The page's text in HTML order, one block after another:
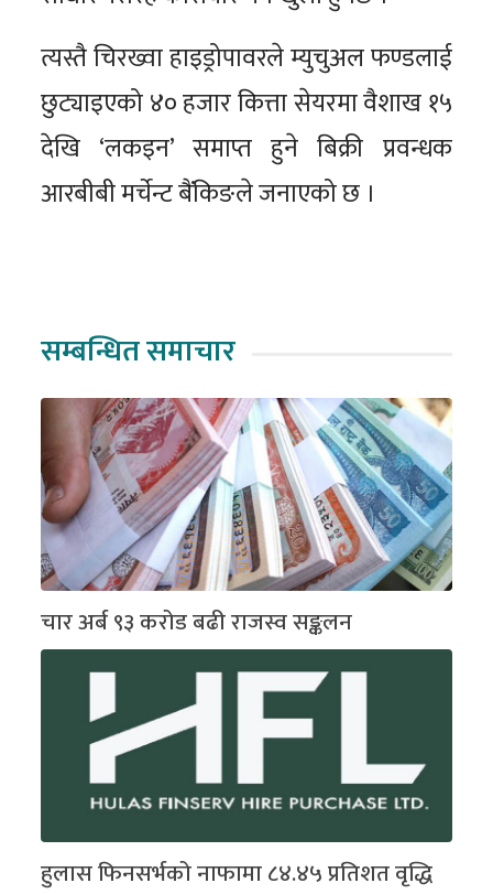
त्यस्तै चिरख्वा हाइड्रोपावरले म्युचुअल फण्डलाई
छुट्याइएको ४० हजार कित्ता सेयरमा वैशाख १५
देखि ‘लकइन’ समाप्त हुने बिक्री प्रवन्धक
आरबीबी मर्चेन्ट बैंकिङले जनाएको छ ।
सम्बन्धित समाचार
चार अर्ब ९३ करोड बढी राजस्व सङ्कलन
हुलास फिनसर्भको नाफामा ८४.४५ प्रतिशत वृद्धि